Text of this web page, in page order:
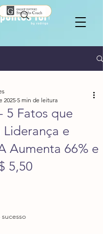
5 Fatos que
e
Aumenta 66% e
5,50
2025 5 min de leitura
NaN de 5 estrelas.